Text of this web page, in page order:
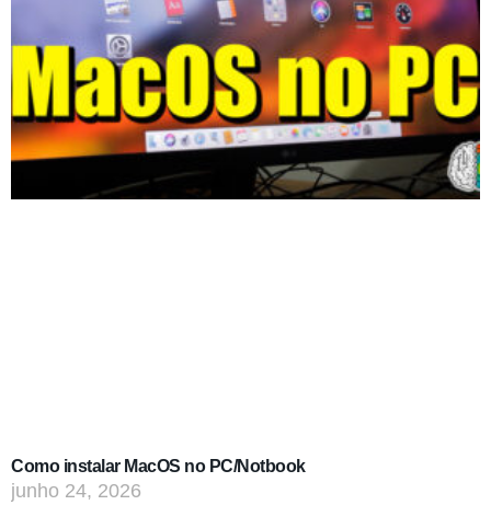
Como instalar MacOS no PC/Notbook
junho 24, 2026